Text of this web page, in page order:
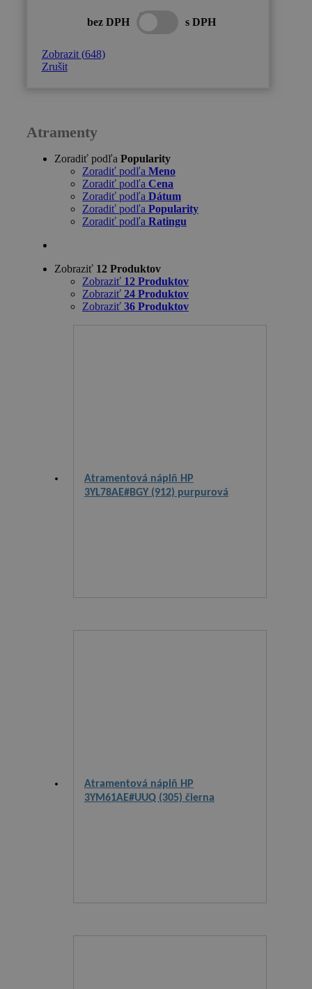
bez DPH s DPH
Zobrazit (648)
Zrušit
Atramenty
Zoradiť podľa Popularity
Zoradiť podľa Meno
Zoradiť podľa Cena
Zoradiť podľa Dátum
Zoradiť podľa Popularity
Zoradiť podľa Ratingu
Zobraziť 12 Produktov
Zobraziť 12 Produktov
Zobraziť 24 Produktov
Zobraziť 36 Produktov
Atramentová náplň HP
3YL78AE#BGY (912) purpurová
Atramentová náplň HP
3YM61AE#UUQ (305) čierna